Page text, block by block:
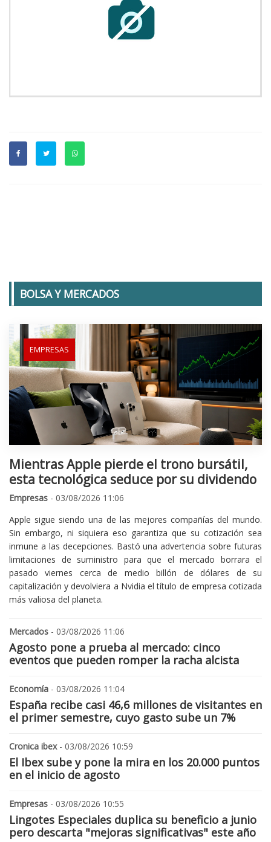
BOLSA Y MERCADOS
EMPRESAS
Mientras Apple pierde el trono bursátil,
esta tecnológica seduce por su dividendo
Empresas - 03/08/2026 11:06
Apple sigue siendo una de las mejores compañías del mundo.
Sin embargo, ni siquiera eso garantiza que su cotización sea
inmune a las decepciones. Bastó una advertencia sobre futuras
limitaciones de suministro para que el mercado borrara el
pasado viernes cerca de medio billón de dólares de su
capitalización y devolviera a Nvidia el título de empresa cotizada
más valiosa del planeta.
Mercados - 03/08/2026 11:06
Agosto pone a prueba al mercado: cinco
eventos que pueden romper la racha alcista
Economía - 03/08/2026 11:04
España recibe casi 46,6 millones de visitantes en
el primer semestre, cuyo gasto sube un 7%
Cronica ibex- 03/08/2026 10:59
El Ibex sube y pone la mira en los 20.000 puntos
en el inicio de agosto
Empresas - 03/08/2026 10:55
Lingotes Especiales duplica su beneficio a junio
pero descarta "mejoras significativas" este año